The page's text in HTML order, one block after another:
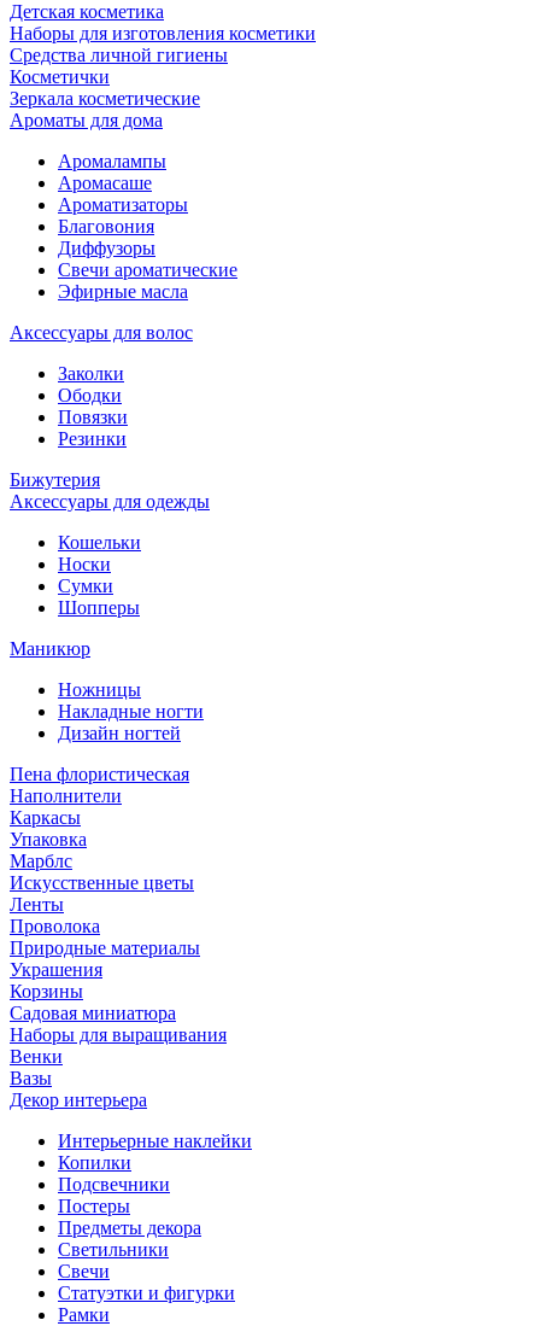
Детская косметика
Наборы для изготовления косметики
Средства личной гигиены
Косметички
Зеркала косметические
Ароматы для дома
Аромалампы
Аромасаше
Ароматизаторы
Благовония
Диффузоры
Свечи ароматические
Эфирные масла
Аксессуары для волос
Заколки
Ободки
Повязки
Резинки
Бижутерия
Аксессуары для одежды
Кошельки
Носки
Сумки
Шопперы
Маникюр
Ножницы
Накладные ногти
Дизайн ногтей
Пена флористическая
Наполнители
Каркасы
Упаковка
Марблс
Искусственные цветы
Ленты
Проволока
Природные материалы
Украшения
Корзины
Садовая миниатюра
Наборы для выращивания
Венки
Вазы
Декор интерьера
Интерьерные наклейки
Копилки
Подсвечники
Постеры
Предметы декора
Светильники
Свечи
Статуэтки и фигурки
Рамки